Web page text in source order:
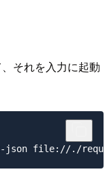
それを入力に起動